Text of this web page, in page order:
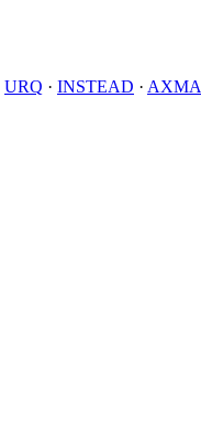
URQ · INSTEAD · AXMA